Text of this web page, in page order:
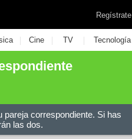
Regístrate
| Cine | TV | Tecnología
correspondiente. Si has
las dos.